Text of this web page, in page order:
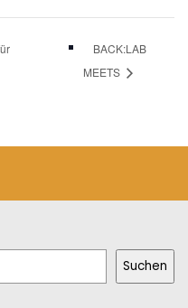
BACK:LAB
MEETS
Suchen